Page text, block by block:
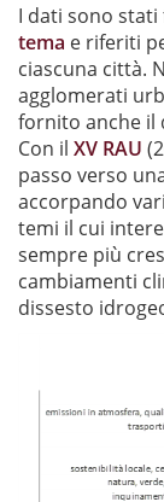
I dati sono
tema e riferiti
ciascuna città.
agglomerati
fornito anche il
Con il XV RAU
passo verso
accorpando
temi il cui
sempre più
cambiamenti
dissesto